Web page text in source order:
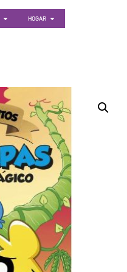
HOGAR